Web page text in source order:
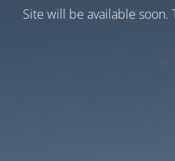
Site will be available soon.